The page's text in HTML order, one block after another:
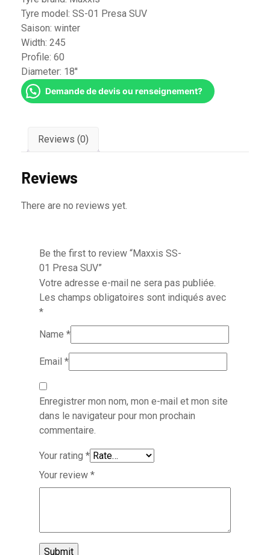
Tyre model: SS-01 Presa SUV
Saison: winter
Width: 245
Profile: 60
Diameter: 18''
Demande de devis ou renseignement?
Reviews (0)
Reviews
There are no reviews yet.
Be the first to review “Maxxis SS-
01 Presa SUV”
Votre adresse e-mail ne sera pas publiée.
Les champs obligatoires sont indiqués avec
*
Name *
Email *
Enregistrer mon nom, mon e-mail et mon site
dans le navigateur pour mon prochain
commentaire.
Your rating *
Your review *